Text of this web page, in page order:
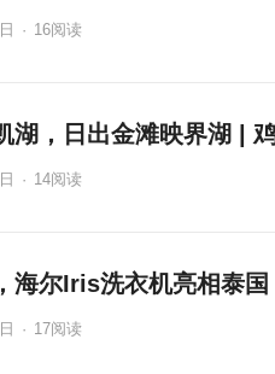
· 16阅读
湖，日出金滩映界湖 |
· 14阅读
海尔Iris洗衣机亮相泰国
· 17阅读